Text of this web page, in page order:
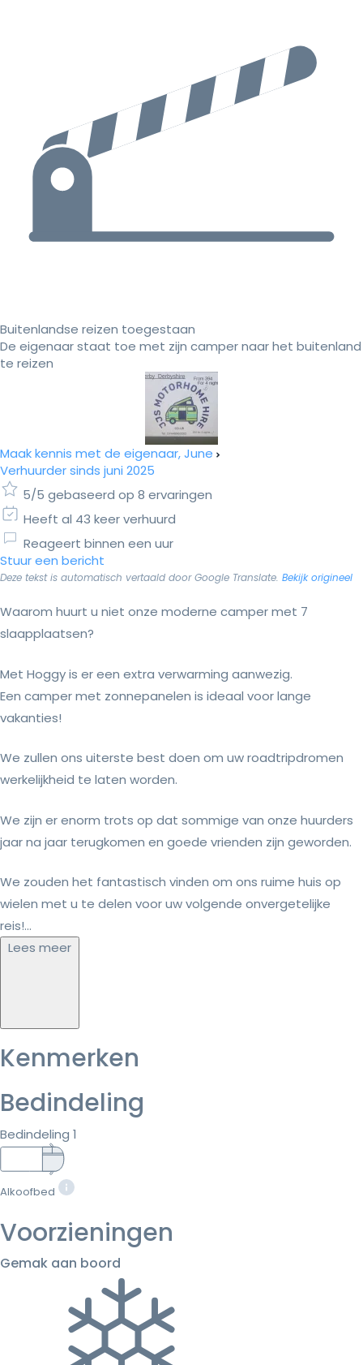
Buitenlandse reizen toegestaan
De eigenaar staat toe met zijn camper naar het buitenland
te reizen
Maak kennis met de eigenaar, June
Verhuurder sinds juni 2025
5/5 gebaseerd op 8 ervaringen
Heeft al 43 keer verhuurd
Reageert binnen een uur
Stuur een bericht
Deze tekst is automatisch vertaald door Google Translate. Bekijk origineel
Waarom huurt u niet onze moderne camper met 7
slaapplaatsen?
Met Hoggy is er een extra verwarming aanwezig.
Een camper met zonnepanelen is ideaal voor lange
vakanties!
We zullen ons uiterste best doen om uw roadtripdromen
werkelijkheid te laten worden.
We zijn er enorm trots op dat sommige van onze huurders
jaar na jaar terugkomen en goede vrienden zijn geworden.
We zouden het fantastisch vinden om ons ruime huis op
wielen met u te delen voor uw volgende onvergetelijke
reis!...
Lees meer
Kenmerken
Bedindeling
Bedindeling 1
Alkoofbed
Voorzieningen
Gemak aan boord